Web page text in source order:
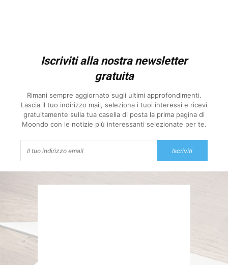
Iscriviti alla nostra newsletter
gratuita
Rimani sempre aggiornato sugli ultimi approfondimenti.
Lascia il tuo indirizzo mail, seleziona i tuoi interessi e ricevi
gratuitamente sulla tua casella di posta la prima pagina di
Moondo con le notizie più interessanti selezionate per te.
Iscriviti